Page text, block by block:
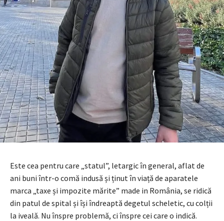
Este cea pentru care „statul”, letargic în general, aflat de
ani buni într-o comă indusă și ținut în viață de aparatele
marca „taxe și impozite mărite” made in România, se ridică
din patul de spital și își îndreaptă degetul scheletic, cu colții
la iveală. Nu înspre problemă, ci înspre cei care o indică.